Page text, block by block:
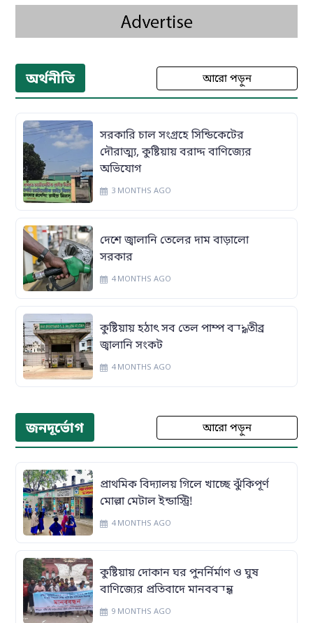
অর্থনীতি আরো পড়ুন
সরকারি চাল সংগ্রহে সিন্ডিকেটের
দৌরাত্ম্য, কুষ্টিয়ায় বরাদ্দ বাণিজ্যের
অভিযোগ
3 MONTHS AGO
দেশে জ্বালানি তেলের দাম বাড়ালো
সরকার
4 MONTHS AGO
কুষ্টিয়ায় হঠাৎ সব তেল পাম্প বন্ধ, তীব্র
জ্বালানি সংকট
4 MONTHS AGO
জনদূর্ভোগ আরো পড়ুন
প্রাথমিক বিদ্যালয় গিলে খাচ্ছে ঝুঁকিপূর্ণ
মোল্লা মেটাল ইন্ডাস্ট্রি!
4 MONTHS AGO
কুষ্টিয়ায় দোকান ঘর পুনর্নির্মাণ ও ঘুষ
বাণিজ্যের প্রতিবাদে মানববন্ধন
9 MONTHS AGO